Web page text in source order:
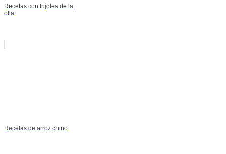
Recetas con frijoles de la
olla
Recetas de arroz chino